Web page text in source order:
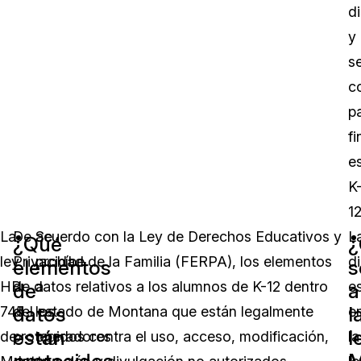
y
La
ley
HB
745
de
Se
prohíbe
a
los
operadores
¿Qué
elementos
de
datos
están
De acuerdo con la Ley de Derechos Educativos y
Privacidad de la Familia (FERPA), los elementos
de datos relativos a los alumnos de K-12 dentro
del estado de Montana que están legalmente
protegidos contra el uso, acceso, modificación,
la